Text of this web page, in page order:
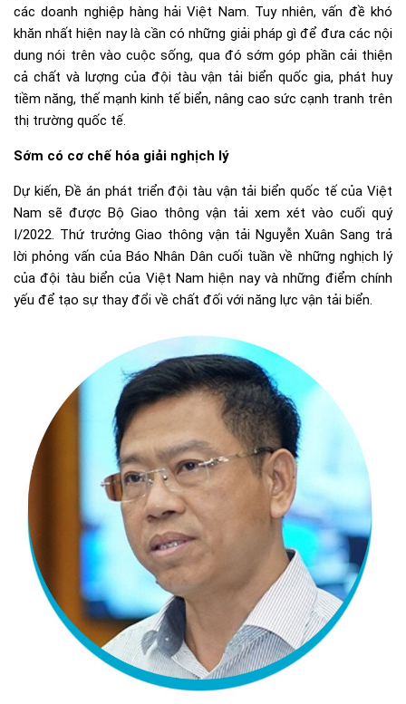
các doanh nghiệp hàng hải Việt Nam. Tuy nhiên, vấn đề khó
khăn nhất hiện nay là cần có những giải pháp gì để đưa các nội
dung nói trên vào cuộc sống, qua đó sớm góp phần cải thiện
cả chất và lượng của đội tàu vận tải biển quốc gia, phát huy
tiềm năng, thế mạnh kinh tế biển, nâng cao sức cạnh tranh trên
thị trường quốc tế.
Sớm có cơ chế hóa giải nghịch lý
Dự kiến, Đề án phát triển đội tàu vận tải biển quốc tế của Việt
Nam sẽ được Bộ Giao thông vận tải xem xét vào cuối quý
I/2022. Thứ trưởng Giao thông vận tải Nguyễn Xuân Sang trả
lời phỏng vấn của Báo Nhân Dân cuối tuần về những nghịch lý
của đội tàu biển của Việt Nam hiện nay và những điểm chính
yếu để tạo sự thay đổi về chất đối với năng lực vận tải biển.